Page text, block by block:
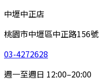
中壢中正店
桃園市中壢區中正路156號
03-4272628
週一至週日 12:00–20:00